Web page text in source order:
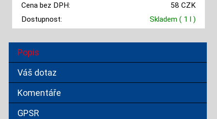
Cena bez DPH:
58 CZK
Dostupnost:
Skladem ( 1 l )
Popis
Váš dotaz
Komentáře
GPSR